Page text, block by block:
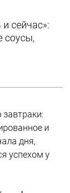
сейчас»:
соусы,
и
дня,
успехом у